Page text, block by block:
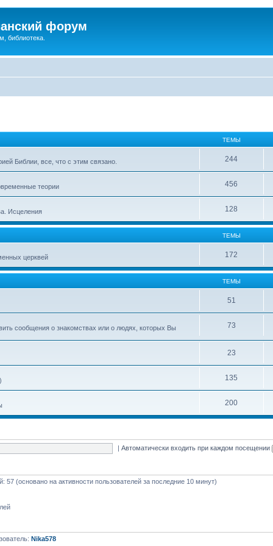
форум
библиотека.
ТЕМЫ
Библии, все, что с этим связано. 244
теории 456
Исцеления 128
ТЕМЫ
церквей 172
ТЕМЫ
51
сообщения о знакомствах или о людях, которых Вы
73
23
135
200
|Автоматически входить при каждом посещении
57 (основано на активности пользователей за последние 10 минут)
Nika578